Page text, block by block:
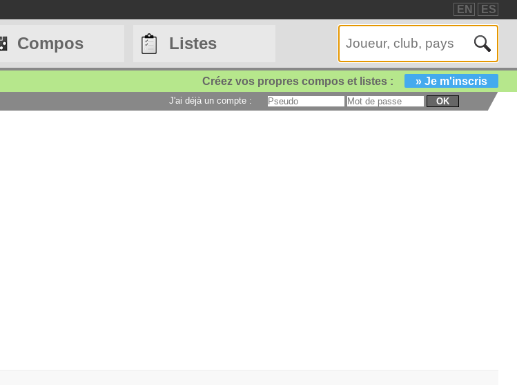
EN ES
Compos Listes
Créez vos propres compos et listes : » Je m'inscris
J'ai déjà un compte : OK